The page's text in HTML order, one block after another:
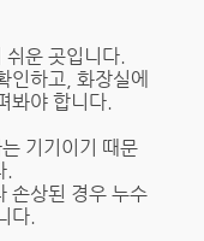
운 곳입니다.
인하고, 화장실에
봐야 합니다.
기기이기 때문
손상된 경우 누수
다.